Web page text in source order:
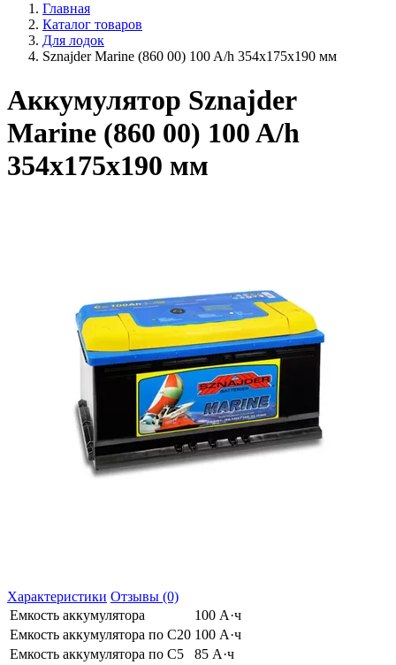
Главная
Каталог товаров
Для лодок
Sznajder Marine (860 00) 100 A/h 354x175x190 мм
Аккумулятор Sznajder
Marine (860 00) 100 A/h
354x175x190 мм
Характеристики Отзывы (0)
Емкость аккумулятора
100 А·ч
Емкость аккумулятора по C20 100 А·ч
Емкость аккумулятора по C5
85 А·ч